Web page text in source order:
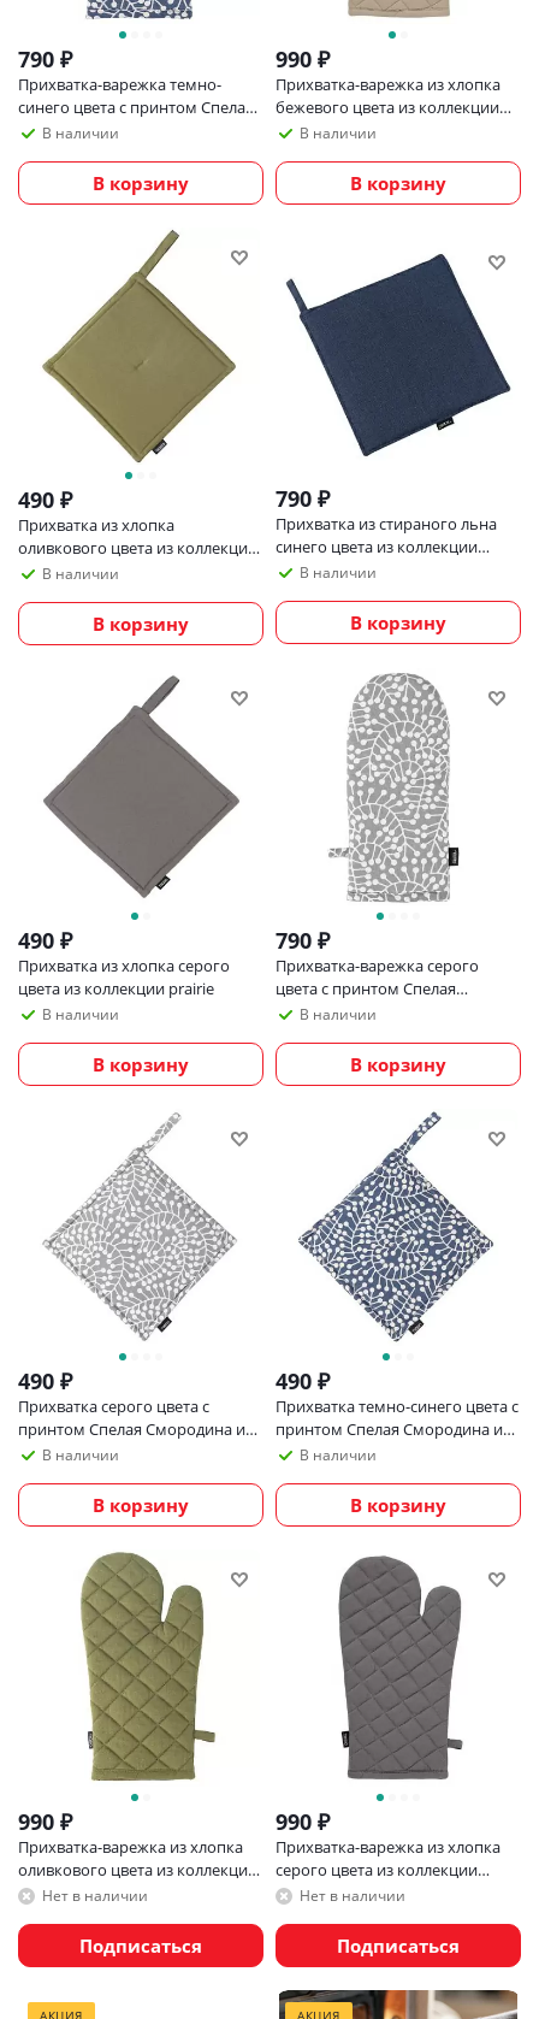
790 ₽
Прихватка-варежка темно-
синего цвета с принтом Спелая
Смородина из коллекции
В наличии
В корзину
990 ₽
Прихватка-варежка из хлопка
бежевого цвета из коллекции
essential
В наличии
В корзину
490 ₽
Прихватка из хлопка
оливкового цвета из коллекции
essential, 22х22 см
В наличии
В корзину
790 ₽
Прихватка из стираного льна
синего цвета из коллекции
essential, 22х22 см
В наличии
В корзину
490 ₽
Прихватка из хлопка серого
цвета из коллекции prairie
В наличии
В корзину
790 ₽
Прихватка-варежка серого
цвета с принтом Спелая
Смородина из коллекции
В наличии
В корзину
490 ₽
Прихватка серого цвета с
принтом Спелая Смородина из
коллекции scandinavian touch,
В наличии
В корзину
490 ₽
Прихватка темно-синего цвета с
принтом Спелая Смородина из
коллекции scandinavian touch,
В наличии
В корзину
990 ₽
Прихватка-варежка из хлопка
оливкового цвета из коллекции
essential, 17,5х33 см
Нет в наличии
Подписаться
990 ₽
Прихватка-варежка из хлопка
серого цвета из коллекции
prairie, 33х17,5 см
Нет в наличии
Подписаться
АКЦИЯ АКЦИЯ